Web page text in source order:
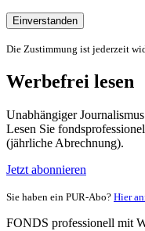
Einverstanden
Die Zustimmung ist jederzeit
Werbefrei lesen
Unabhängiger
Lesen Sie
(jährliche Abrechnung).
Jetzt abonnieren
Sie haben ein PUR-Abo? Hier
FONDS professionell mit